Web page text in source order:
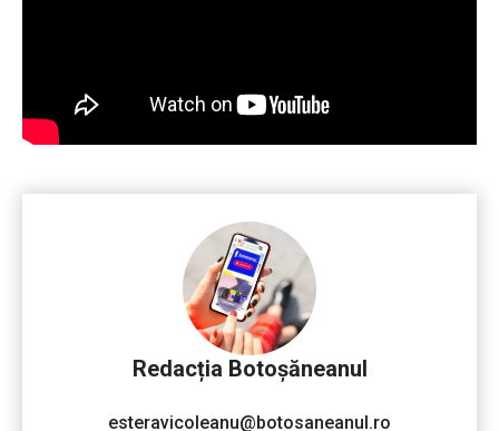
Redacția Botoșăneanul
esteravicoleanu@botosaneanul.ro